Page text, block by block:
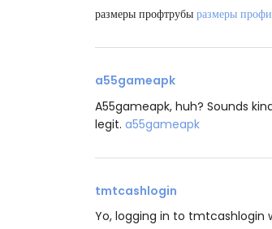
размеры профтрубы размеры
a55gameapk
A55gameapk, huh? Sounds
legit. a55gameapk
tmtcashlogin
Yo, logging in to tmtcashlogin